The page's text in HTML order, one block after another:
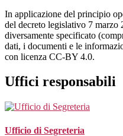
In applicazione del principio
del decreto legislativo 7
diversamente specificato
dati, i documenti e le
con licenza CC-BY 4.0.
Uffici responsabili
Ufficio di Segreteria